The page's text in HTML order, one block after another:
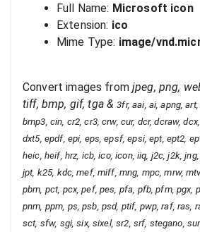
Full Name: Microsoft icon
Extension: ico
Mime Type: image/
Convert images fromjpeg, png,
tiff, bmp, gif, tga&3fr, aai, ai, apng,
bmp3, cin, cr2, cr3, crw, cur, dcr, dcraw,
dxt5, epdf, epi, eps, epsf, epsi, ept, ept2,
heic, heif, hrz, icb, ico, icon, iiq, j2c, j2k,
jpt, k25, kdc, mef, miff, mng, mpc, mrw,
pbm, pct, pcx, pef, pes, pfa, pfb, pfm, pgx,
pnm, ppm, ps, psb, psd, ptif, pwp, raf, ras,
sct, sfw, sgi, six, sixel, sr2, srf, stegano,